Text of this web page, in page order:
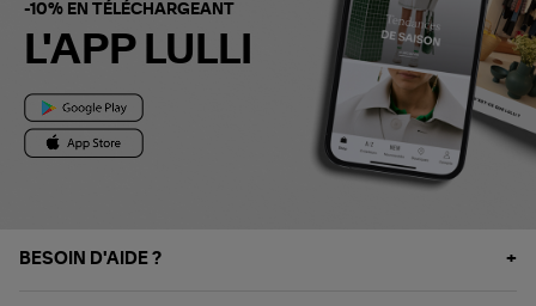
-10% EN TÉLÉCHARGEANT
L'APP LULLI
BESOIN D'AIDE ?